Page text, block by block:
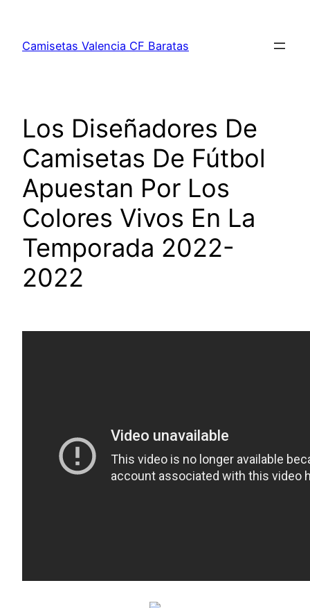
contenido
Camisetas Valencia CF Baratas
Los Diseñadores De
Camisetas De Fútbol
Apuestan Por Los
Colores Vivos En La
Temporada 2022-
2022